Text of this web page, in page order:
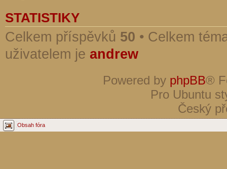
STATISTIKY
Celkem příspěvků 50 • Celkem
uživatelem je andrew
Powered by phpBB®
Pro Ubuntu
Český
Obsah fóra